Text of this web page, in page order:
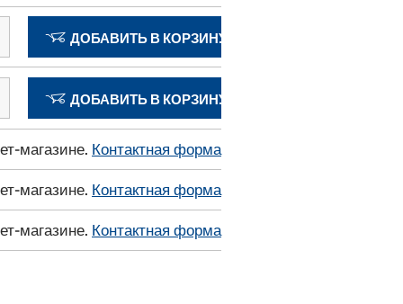
ДОБАВИТЬ В КОРЗИНУ
ДОБАВИТЬ В КОРЗИНУ
магазине. Контактная форма
магазине. Контактная форма
магазине. Контактная форма